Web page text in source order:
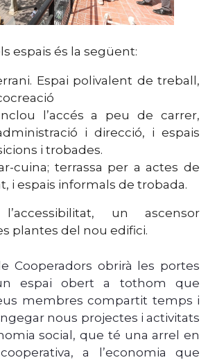
espais és la següent:
Espai polivalent de treball,
l’accés a peu de carrer,
i direcció, i espais
i trobades.
cuina; terrassa per a actes de
i espais informals de trobada.
un ascensor
plantes del nou edifici.
Cooperadors obrirà les portes
espai obert a tothom que
membres compartit temps i
nous projectes i activitats
social, que té una arrel en
a l’economia que